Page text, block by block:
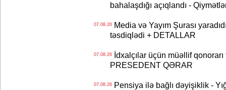
bahalaşdığı açıqlandı -
07.08.26Media və Yayım Şurası
təsdiqlədi + DETALLAR
07.08.26İdxalçılar üçün müəllif
PRESEDENT QƏRAR
07.08.26Pensiya ilə bağlı dəyişiklik -